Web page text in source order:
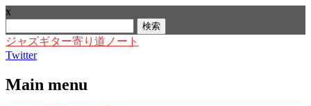
x
索:
ジャズギター寄り道ノート
Twitter
Main menu